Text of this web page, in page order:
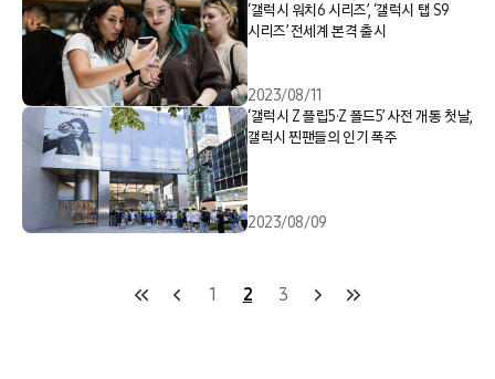
‘갤럭시 워치6 시리즈’, ‘갤럭시 탭 S9
시리즈’ 전세계 본격 출시
2023/08/11
‘갤럭시 Z 플립5·Z 폴드5’ 사전 개통 첫날,
갤럭시 찐팬들의 인기 폭주
2023/08/09
1 2 3